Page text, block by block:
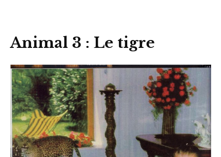
Animal 3 : Le tigre